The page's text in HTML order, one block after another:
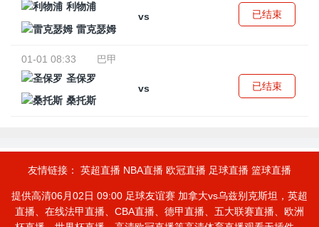
利物浦
vs
雷克瑟姆
已结束
01-01 08:33
巴甲
圣保罗
vs
桑托斯
已结束
友情链接： 英超直播 NBA直播 欧冠直播 足球直播 篮球直播
提供高清06月02日 09:00 足球友谊赛 加拿大vs乌兹别克斯坦，英超
直播、在线法甲直播、CBA直播、德甲直播、五大联赛直播、欧洲